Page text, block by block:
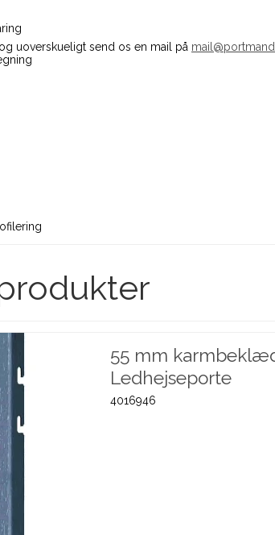
uoverskueligt send os en mail på
55 mm
Ledhejseporte
4016946